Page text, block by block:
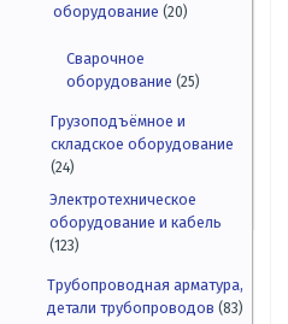
оборудование (20)
Сварочное
оборудование(25)
Грузоподъёмное и
складское оборудование
(24)
Электротехническое
оборудование и кабель
(123)
Трубопроводная арматура,
детали трубопроводов (83)